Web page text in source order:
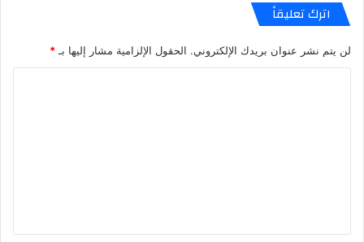
اترك تعليقاً
لن يتم نشر عنوان بريدك الإلكتروني. الحقول الإلزامية مشار إليها بـ *